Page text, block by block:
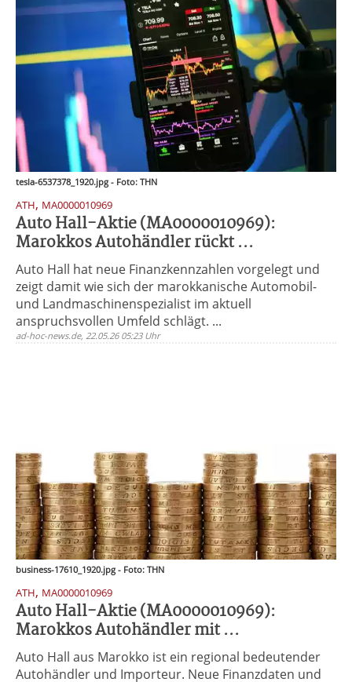
tesla-6537378_1920.jpg - Foto: THN
ATH, MA0000010969
Auto Hall-Aktie (MA0000010969):
Marokkos Autohändler rückt ...
Auto Hall hat neue Finanzkennzahlen vorgelegt und
zeigt damit wie sich der marokkanische Automobil-
und Landmaschinenspezialist im aktuell
anspruchsvollen Umfeld schlägt. ...
ad-hoc-news.de, 22.05.26 05:23 Uhr
business-17610_1920.jpg - Foto: THN
ATH, MA0000010969
Auto Hall-Aktie (MA0000010969):
Marokkos Autohändler mit ...
Auto Hall aus Marokko ist ein regional bedeutender
Autohändler und Importeur. Neue Finanzdaten und